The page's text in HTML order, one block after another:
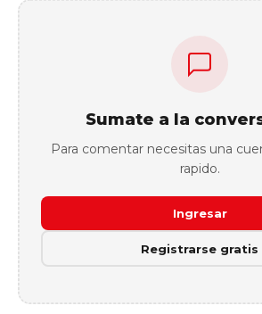
Sumate a la
Para comentar necesitas una
rapido.
Ingresar
Registrarse gratis